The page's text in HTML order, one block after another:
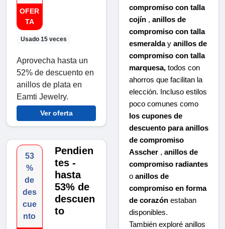
OFER
TA
Usado 15 veces
Aprovecha hasta un
52% de descuento en
anillos de plata en
Eamti Jewelry.
Ver oferta
53
%
de
des
cue
nto
Pendien
tes -
hasta
53% de
descuen
to
compromiso con talla
cojín , anillos de
compromiso con talla
esmeralday anillos de
compromiso con talla
marquesa, todos con
ahorros que facilitan la
elección. Incluso estilos
poco comunes como
los cupones de
descuento para anillos
de compromiso
Asscher , anillos de
compromiso radiantes
o anillos de
compromiso en forma
de corazón estaban
disponibles.
También exploré anillos